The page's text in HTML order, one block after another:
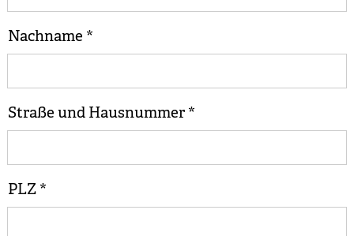
Nachname *
Straße und Hausnummer *
PLZ *